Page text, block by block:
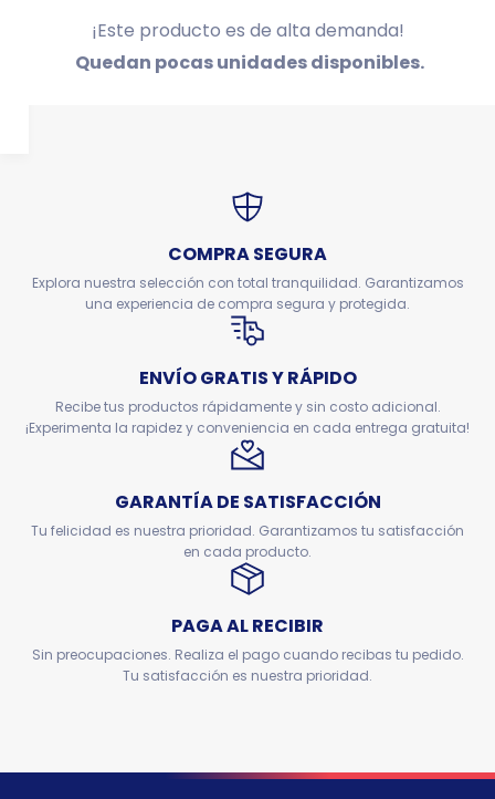
¡Este producto es de alta demanda!
Quedan pocas unidades disponibles.
COMPRA SEGURA
Explora nuestra selección con total tranquilidad. Garantizamos
una experiencia de compra segura y protegida.
ENVÍO GRATIS Y RÁPIDO
Recibe tus productos rápidamente y sin costo adicional.
¡Experimenta la rapidez y conveniencia en cada entrega gratuita!
GARANTÍA DE SATISFACCIÓN
Tu felicidad es nuestra prioridad. Garantizamos tu satisfacción
en cada producto.
PAGA AL RECIBIR
Sin preocupaciones. Realiza el pago cuando recibas tu pedido.
Tu satisfacción es nuestra prioridad.